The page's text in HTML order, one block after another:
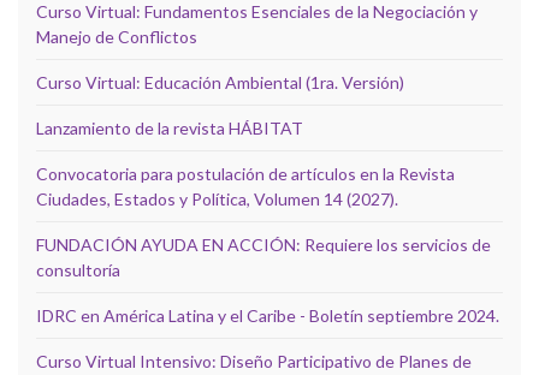
Curso Virtual: Fundamentos Esenciales de la Negociación y
Manejo de Conflictos
Curso Virtual: Educación Ambiental (1ra. Versión)
Lanzamiento de la revista HÁBITAT
Convocatoria para postulación de artículos en la Revista
Ciudades, Estados y Política, Volumen 14 (2027).
FUNDACIÓN AYUDA EN ACCIÓN: Requiere los servicios de
consultoría
IDRC en América Latina y el Caribe - Boletín septiembre 2024.
Curso Virtual Intensivo: Diseño Participativo de Planes de